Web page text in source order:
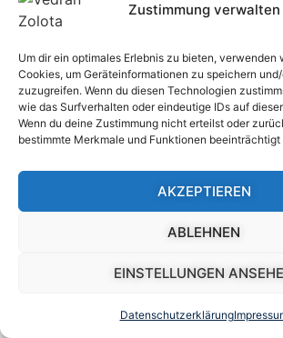
Zustimmung verwalten
Um dir ein optimales Erlebnis zu bieten, verwenden
Cookies, um Geräteinformationen zu speichern
zuzugreifen. Wenn du diesen Technologien
wie das Surfverhalten oder eindeutige IDs auf
Wenn du deine Zustimmung nicht erteilst oder
bestimmte Merkmale und Funktionen beeinträchtigt
AKZEPTIEREN
ABLEHNEN
EINSTELLUNGEN
Datenschutzerklärung